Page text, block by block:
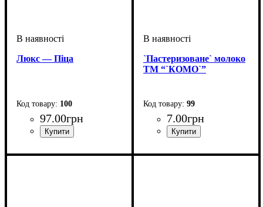
Люкс — Піца
100
97.00грн
`Пастеризоване` молоко
ТМ “`КОМО`”
99
7.00грн